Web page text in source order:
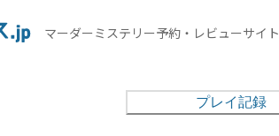
マーダーミステリー予約・レビューサイト
プレイ記録